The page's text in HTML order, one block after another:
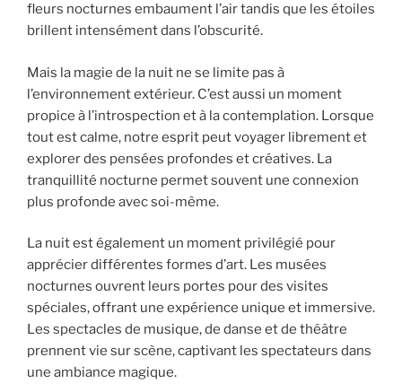
fleurs nocturnes embaument l’air tandis que les étoiles
brillent intensément dans l’obscurité.
Mais la magie de la nuit ne se limite pas à
l’environnement extérieur. C’est aussi un moment
propice à l’introspection et à la contemplation. Lorsque
tout est calme, notre esprit peut voyager librement et
explorer des pensées profondes et créatives. La
tranquillité nocturne permet souvent une connexion
plus profonde avec soi-même.
La nuit est également un moment privilégié pour
apprécier différentes formes d’art. Les musées
nocturnes ouvrent leurs portes pour des visites
spéciales, offrant une expérience unique et immersive.
Les spectacles de musique, de danse et de théâtre
prennent vie sur scène, captivant les spectateurs dans
une ambiance magique.